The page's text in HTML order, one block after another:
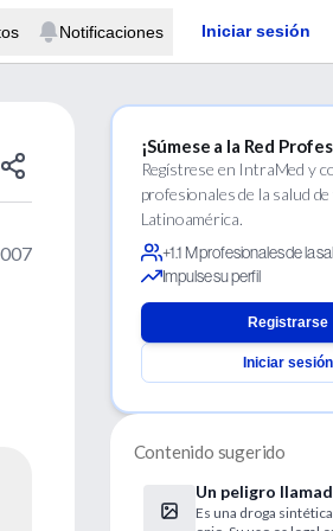
Notificaciones Iniciar sesión
¡Súmese a la Red
Regístrese en IntraMed y
profesionales de la salud
Latinoamérica.
+1.1 M profesionales de la
Impulse su perfil
Registrarse
Iniciar sesión
Contenido sugerido
Un peligro
fentanilo
Es una droga